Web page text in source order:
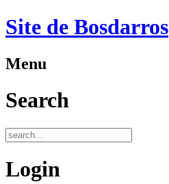
Site de Bosdarros
Menu
Search
Login